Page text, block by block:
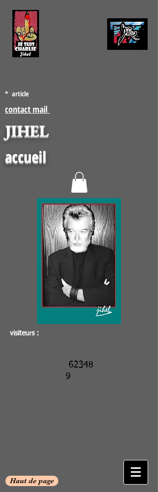
* article
contact mail
JIHEL
accueil
visiteurs :
62348
9
Haut de page